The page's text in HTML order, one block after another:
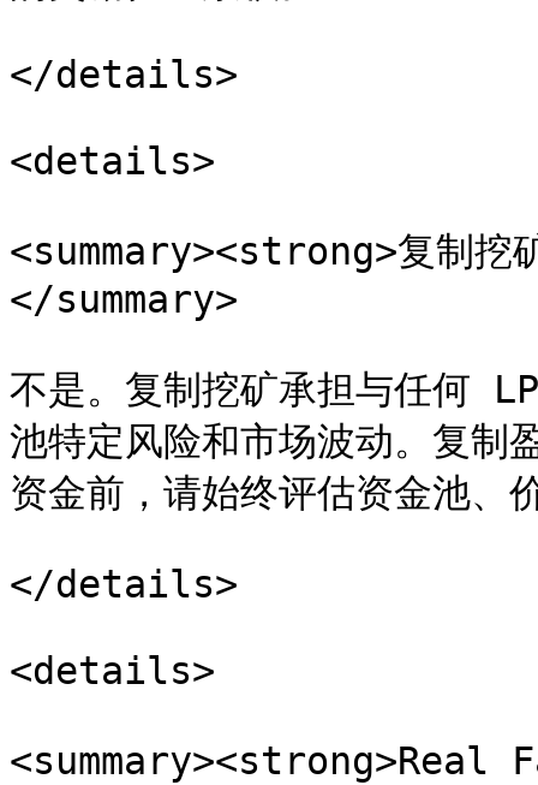
</details>
<details>
<summary><strong>复制
</summary>
不是。复制挖矿承担与任何
池特定风险和市场波动。复制
资金前，请始终评估资金池、
</details>
<details>
<summary><strong>Real